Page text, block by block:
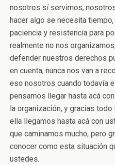
nosotros sí servimos,
hacer algo se necesita
paciencia y resistencia para
realmente no nos
defender nuestros derechos
en cuenta, nunca nos van a
eso nosotros cuando todavía
pensamos llegar hasta acá
la organización, y gracias todo
ella llegamos hasta acá con
que caminamos mucho, pero
conocer como esta situación
ustedes.